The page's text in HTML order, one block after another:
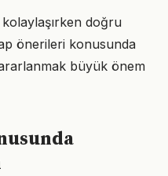
doğru
önerileri konusunda
büyük önem